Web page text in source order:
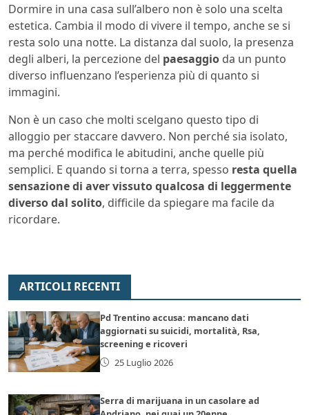
Dormire in una casa sull’albero non è solo una scelta
estetica. Cambia il modo di vivere il tempo, anche se si
resta solo una notte. La distanza dal suolo, la presenza
degli alberi, la percezione del paesaggio da un punto
diverso influenzano l’esperienza più di quanto si
immagini.
Non è un caso che molti scelgano questo tipo di
alloggio per staccare davvero. Non perché sia isolato,
ma perché modifica le abitudini, anche quelle più
semplici. E quando si torna a terra, spesso resta quella
sensazione di aver vissuto qualcosa di leggermente
diverso dal solito, difficile da spiegare ma facile da
ricordare.
ARTICOLI RECENTI
Pd Trentino accusa: mancano dati
aggiornati su suicidi, mortalità, Rsa,
screening e ricoveri
25 Luglio 2026
Serra di marijuana in un casolare ad